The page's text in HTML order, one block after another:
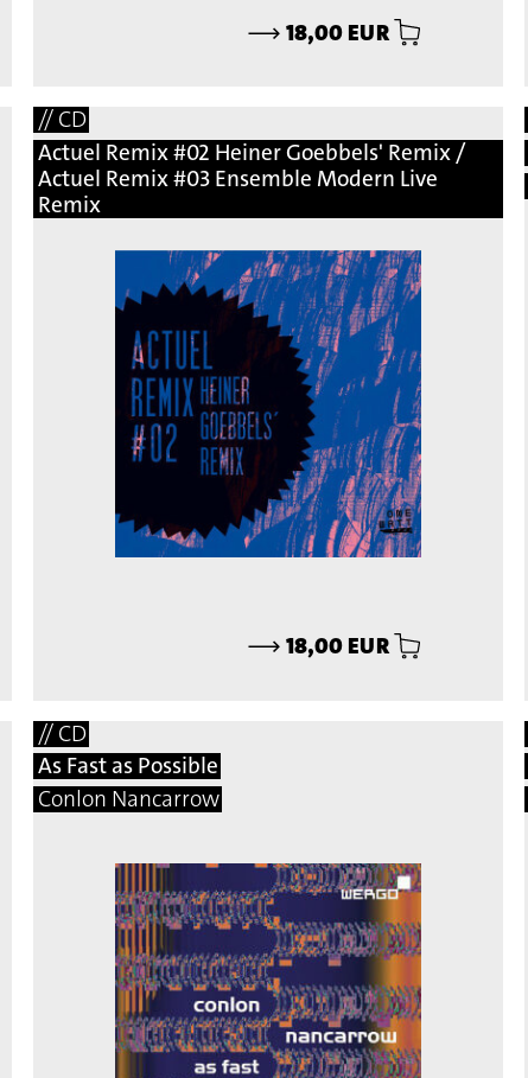
⟶ 18,00 EUR
// CD
Actuel Remix #02 Heiner Goebbels' Remix /
Actuel Remix #03 Ensemble Modern Live
Remix
⟶ 18,00 EUR
// CD
As Fast as Possible
Conlon Nancarrow